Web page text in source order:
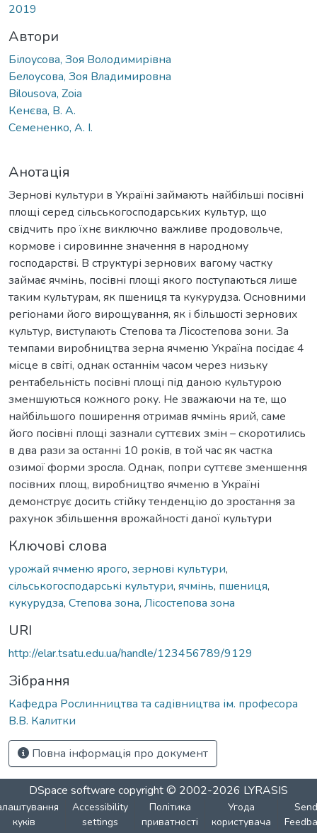
2019
Автори
Білоусова, Зоя Володимирівна
Белоусова, Зоя Владимировна
Bilousova, Zoia
Кенєва, В. А.
Семененко, А. І.
Анотація
Зернові культури в Україні займають найбільші посівні
площі серед сільськогосподарських культур, що
свідчить про їхнє виключно важливе продовольче,
кормове і сировинне значення в народному
господарстві. В структурі зернових вагому частку
займає ячмінь, посівні площі якого поступаються лише
таким культурам, як пшениця та кукурудза. Основними
регіонами його вирощування, як і більшості зернових
культур, виступають Степова та Лісостепова зони. За
темпами виробництва зерна ячменю Україна посідає 4
місце в світі, однак останнім часом через низьку
рентабельність посівні площі під даною культурою
зменшуються кожного року. Не зважаючи на те, що
найбільшого поширення отримав ячмінь ярий, саме
його посівні площі зазнали суттєвих змін – скоротились
в два рази за останні 10 років, в той час як частка
озимої форми зросла. Однак, попри суттєве зменшення
посівних площ, виробництво ячменю в Україні
демонструє досить стійку тенденцію до зростання за
рахунок збільшення врожайності даної культури
Ключові слова
урожай ячменю ярого, зернові культури,
сільськогосподарські культури, ячмінь, пшениця,
кукурудза, Степова зона, Лісостепова зона
URI
http://elar.tsatu.edu.ua/handle/123456789/9129
Зібрання
Кафедра Рослинництва та садівництва ім. професора
В.В. Калитки
Повна інформація про документ
DSpace software copyright © 2002-2026 LYRASIS
куків
Accessibility
settings
Політика
приватності
Угода
користувача
Send